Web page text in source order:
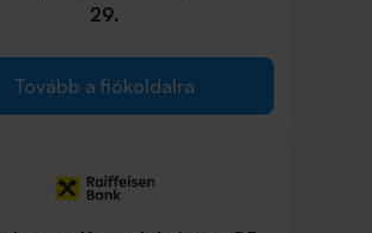
29.
Tovább a fiókoldalra